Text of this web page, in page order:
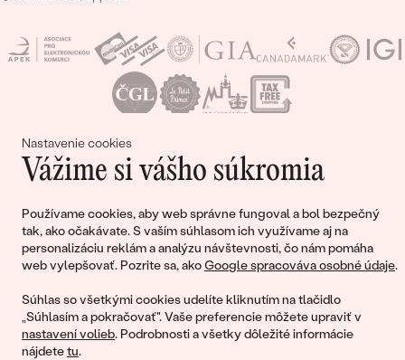
Nastavenie cookies
Vážime si vášho súkromia
Používame cookies, aby web správne fungoval a bol bezpečný
tak, ako očakávate. S vaším súhlasom ich využívame aj na
personalizáciu reklám a analýzu návštevnosti, čo nám pomáha
web vylepšovať. Pozrite sa, akoGoogle spracováva osobné údaje.
Súhlas so všetkými cookies udelíte kliknutím na tlačidlo
„Súhlasím a pokračovať". Vaše preferencie môžete upraviť v
nastavení volieb. Podrobnosti a všetky dôležité informácie
nájdetetu.
Nákupný košík
Ešte ste nepridali žiadne produkty do svojho